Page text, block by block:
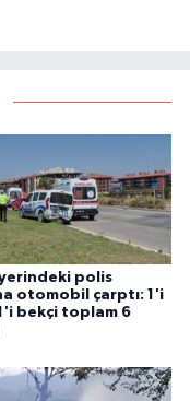
polis
otomobil çarptı: 1'i
bekçi toplam 6